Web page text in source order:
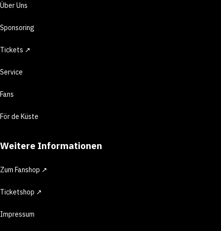
Über Uns
Sponsoring
Tickets ↗
Service
Fans
För de Küste
Weitere Informationen
Zum Fanshop ↗
Ticketshop ↗
Impressum